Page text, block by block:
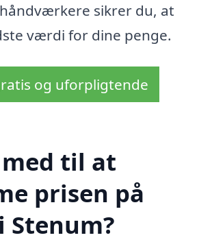
sikrer du, at
værdi for dine penge.
og uforpligtende
til at
prisen på